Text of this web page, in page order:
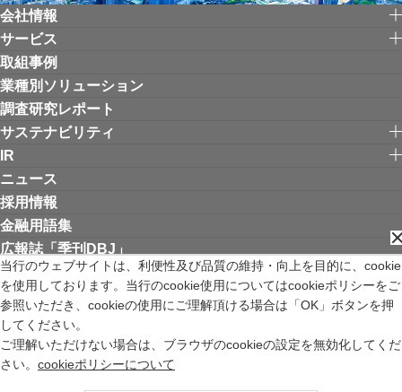
当行のウェブサイトは、利便性及び品質の維持・向上を目的に、cookie
を使用しております。当行のcookie使用についてはcookieポリシーをご
参照いただき、cookieの使用にご理解頂ける場合は「OK」ボタンを押
してください。
ご理解いただけない場合は、ブラウザのcookieの設定を無効化してくだ
さい。 cookieポリシーについて
会社情報
サービス
取組事例
業種別ソリューション
調査研究レポート
サステナビリティ
IR
ニュース
採用情報
金融用語集
広報誌「季刊DBJ」
リンク集 お問い合わせ サイトご利用にあたって 個人情報保護方針
ウェブアクセシビリティ方針
金融商品取引法の特定投資家制度に関する「期限日」について
苦情等受付窓口 サイトマップ English